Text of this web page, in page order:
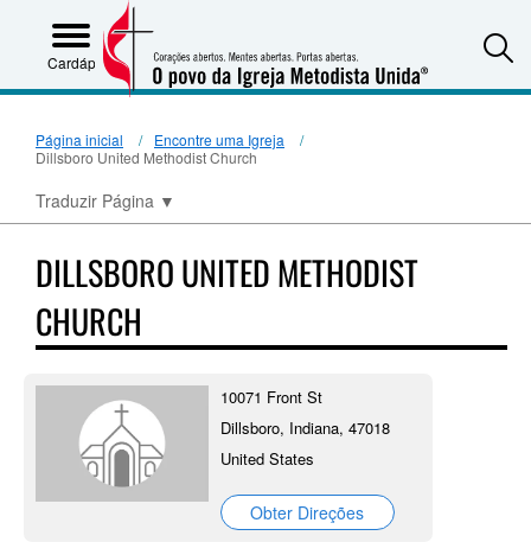
Cardápio
Página inicial
Encontre uma Igreja
Dillsboro United Methodist Church
Traduzir Página ▼
DILLSBORO UNITED METHODIST
CHURCH
10071 Front St
Dillsboro, Indiana, 47018
United States
Obter Direções